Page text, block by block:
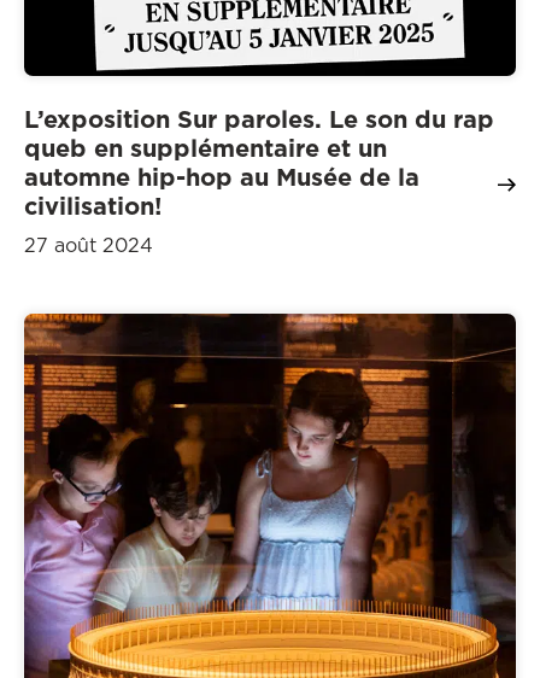
L’exposition Sur paroles. Le son du rap
queb en supplémentaire et un
automne hip-hop au Musée de la
civilisation!
27 août 2024